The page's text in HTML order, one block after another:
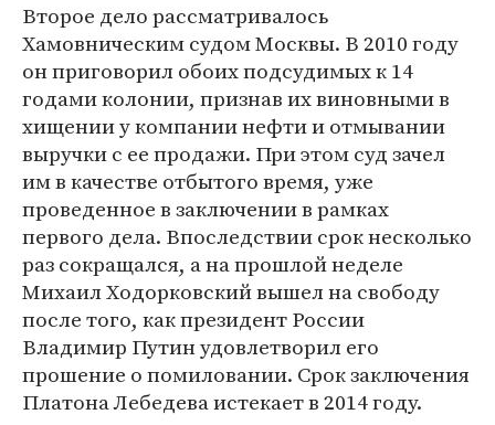
Второе дело рассматривалось
Хамовническим судом Москвы. В 2010 году
он приговорил обоих подсудимых к 14
годами колонии, признав их виновными в
хищении у компании нефти и отмывании
выручки с ее продажи. При этом суд зачел
им в качестве отбытого время, уже
проведенное в заключении в рамках
первого дела. Впоследствии срок несколько
раз сокращался, а на прошлой неделе
Михаил Ходорковский вышел на свободу
после того, как президент России
Владимир Путин удовлетворил его
прошение о помиловании. Срок заключения
Платона Лебедева истекает в 2014 году.